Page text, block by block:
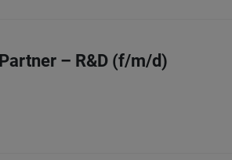
– R&D (f/m/d)